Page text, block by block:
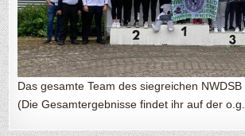
Das gesamte Team des siegreichen NWDSB
(Die Gesamtergebnisse findet ihr auf der